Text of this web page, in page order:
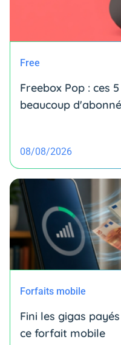
Free
Freebox Pop : ces
beaucoup
08/08/2026
Forfaits mobile
Fini les gigas
ce forfait mobile